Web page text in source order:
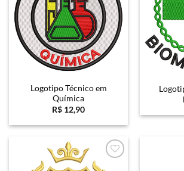
Logotipo Técnico em
Química
R$ 12,90
Favoritar